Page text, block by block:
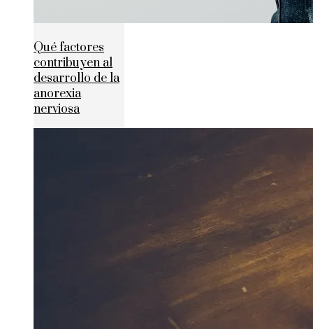
Qué factores
contribuyen al
desarrollo de la
anorexia
nerviosa